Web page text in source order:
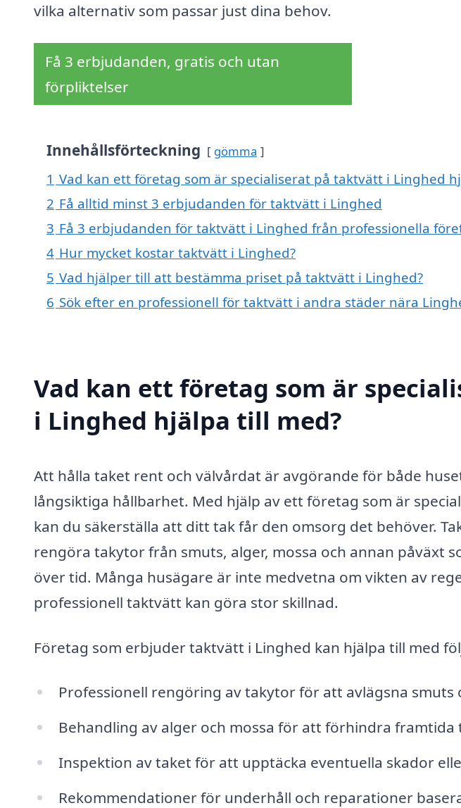
vilka alternativ som passar just dina behov.
Få 3 erbjudanden, gratis och utan
förpliktelser
Innehållsförteckning gömma
1 Vad kan ett företag som är specialiserat på taktvätt i Linghed
2 Få alltid minst 3 erbjudanden för taktvätt i Linghed
3 Få 3 erbjudanden för taktvätt i Linghed från professionella
4 Hur mycket kostar taktvätt i Linghed?
5 Vad hjälper till att bestämma priset på taktvätt i Linghed?
6 Sök efter en professionell för taktvätt i andra städer nära
Vad kan ett företag som är
i Linghed hjälpa till med?
Att hålla taket rent och välvårdat är avgörande för både
långsiktiga hållbarhet. Med hjälp av ett företag som är
kan du säkerställa att ditt tak får den omsorg det behöver.
rengöra takytor från smuts, alger, mossa och annan påväxt
över tid. Många husägare är inte medvetna om vikten av
professionell taktvätt kan göra stor skillnad.
Företag som erbjuder taktvätt i Linghed kan hjälpa till med
Professionell rengöring av takytor för att avlägsna smuts
Behandling av alger och mossa för att förhindra framtida
Inspektion av taket för att upptäcka eventuella skador
Rekommendationer för underhåll och reparationer